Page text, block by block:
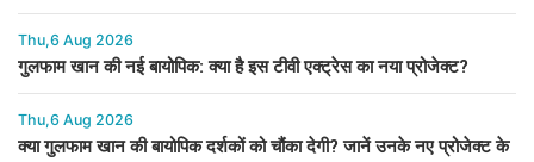
Thu,6 Aug 2026
गुलफाम खान की नई बायोपिक: क्या है इस टीवी एक्ट्रेस का नया प्रोजेक्ट?
Thu,6 Aug 2026
क्या गुलफाम खान की बायोपिक दर्शकों को चौंका देगी? जानें उनके नए प्रोजेक्ट के